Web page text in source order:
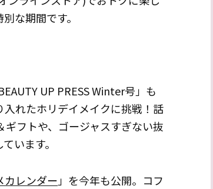
な期間です。
UP PRESS Winter号」も
れたホリデイメイクに挑戦！話
フトや、ゴージャスすぎない抜
います。
カレンダー 」を今年も公開。コフ